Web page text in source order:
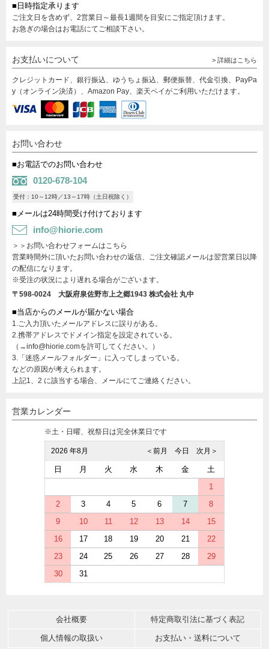
■日時指定承ります
ご注文日を含めず、2営業日～最長1週間を目安にご指定頂けます。
お急ぎの場合はお電話にてご相談下さい。
お支払いについて > 詳細はこちら
クレジットカード、銀行振込、ゆうちょ振込、郵便振替、代金引換、PayPa
y（オンライン決済）、Amazon Pay、楽天ペイがご利用いただけます。
お問い合わせ
■お電話でのお問い合わせ
0120-678-104
受付：10～12時／13～17時（土日祝除く）
■メールは24時間受け付けております
info@hiorie.com
＞＞お問い合わせフォームはこちら
営業時間外に頂いたお問い合わせの返信、ご注文確認メールは翌営業日以降
の配信になります。
※受注の状況により遅れる場合がございます。
〒598-0024 大阪府泉佐野市上之郷1943 株式会社 丸中
■当店からのメールが届かない場合
1.ご入力頂いたメールアドレスに誤りがある。
2.携帯アドレスでドメイン指定を設定されている。
（→info@hiorie.comを許可してください。）
3.「迷惑メールフォルダー」に入ってしまっている。
などの原因が考えられます。
上記1、2 に該当する場合、メールにてご連絡ください。
営業カレンダー
※土・日曜、祝祭日は完全休業日です
2026 年8月 次月＞
今日
＜前月
日 月 火 水 木 金
土
1
2
3 4 5 6 7
8
9
10 11 12 13 14
15
16
17 18 19 20 21
22
23
24 25 26 27 28
29
30
31
会社概要 特定商取引法に基づく表記
個人情報の取扱い お支払い・送料について